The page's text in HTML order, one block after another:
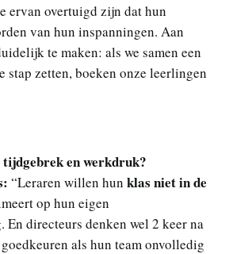
ervan overtuigd zijn dat hun
van hun inspanningen. Aan
te maken: als we samen een
stap zetten, boeken onze leerlingen
en werkdruk?
“Leraren willen hun klas niet in de
op hun eigen
En directeurs denken wel 2 keer na
als hun team onvolledig